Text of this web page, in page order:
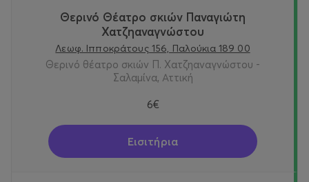
Θερινό Θέατρο σκιών Παναγιώτη
Χατζηαναγνώστου
Λεωφ. Ιπποκράτους 156, Παλούκια 189 00
Θερινό θέατρο σκιών Π. Χατζηαναγνώστου -
Σαλαμίνα, Αττική
6€
Εισιτήρια